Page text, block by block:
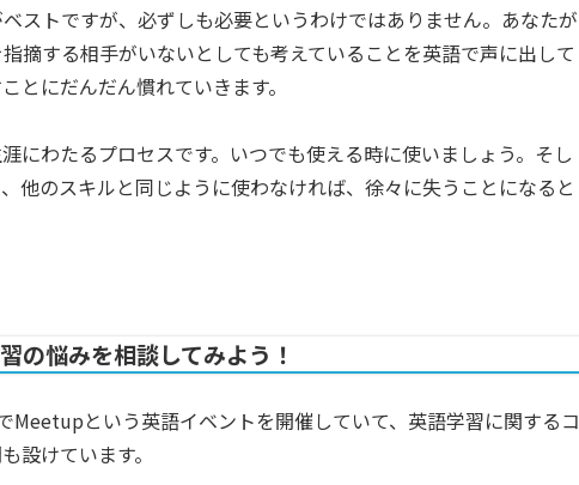
ストですが、必ずしも必要というわけではありません。あなたが
摘する相手がいないとしても考えていることを英語で声に出して
とにだんだん慣れていきます。
にわたるプロセスです。いつでも使える時に使いましょう。そし
他のスキルと同じように使わなければ、徐々に失うことになると
の悩みを相談してみよう！
Meetupという英語イベントを開催していて、英語学習に関するコ
設けています。